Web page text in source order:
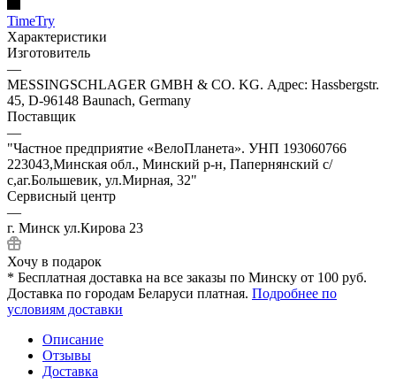
TimeTry
Характеристики
Изготовитель
—
MESSINGSCHLAGER GMBH & CO. KG. Адрес: Hassbergstr.
45, D-96148 Baunach, Germany
Поставщик
—
"Частное предприятие «ВелоПланета». УНП 193060766
223043,Минская обл., Минский р-н, Папернянский с/
с,аг.Большевик, ул.Мирная, 32"
Сервисный центр
—
г. Минск ул.Кирова 23
Хочу в подарок
* Бесплатная доставка на все заказы по Минску от 100 руб.
Доставка по городам Беларуси платная. Подробнее по
условиям доставки
Описание
Отзывы
Доставка